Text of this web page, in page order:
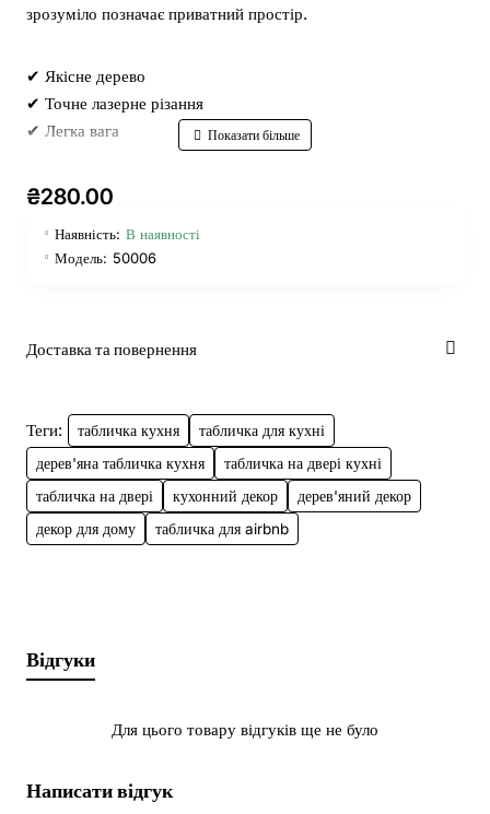
зрозуміло позначає приватний простір.
✔ Якісне дерево
✔ Точне лазерне різання
✔ Легка вага
✔ Оригінальний декоративний вигляд
Характеристики:
• Матеріал: дерево / фанера
• Виробництво: ручна робота
Розмір таблички (Ш×В): 210×80 мм
Терміни виготовлення (1–3 дні)
Можливість термінового замовлення
Можливо внести будь-які зміни по дизайну, розміру
та кольору, працюємо за індивідуальним замовленням
Якщо ви хочете додати власне зображення або
менеджеру в месенджер після оформлення замовлення.
₴280.00
Наявність: В наявності
Модель: 50006
Доставка та повернення
Теги: табличка кухня
табличка для кухні
дерев'яна табличка кухня
табличка на двері кухні
табличка на двері
кухонний декор
дерев'яний декор
декор для дому
табличка для airbnb
Відгуки
Для цього товару відгуків ще не було
Написати відгук